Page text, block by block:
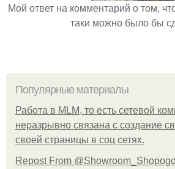
Мой ответ на комментарий о том,
таки можно было бы
Популярные материалы
Работа в MLM, то есть сетевой
неразрывно связана с создание
своей страницы в соц сетях.
Repost From